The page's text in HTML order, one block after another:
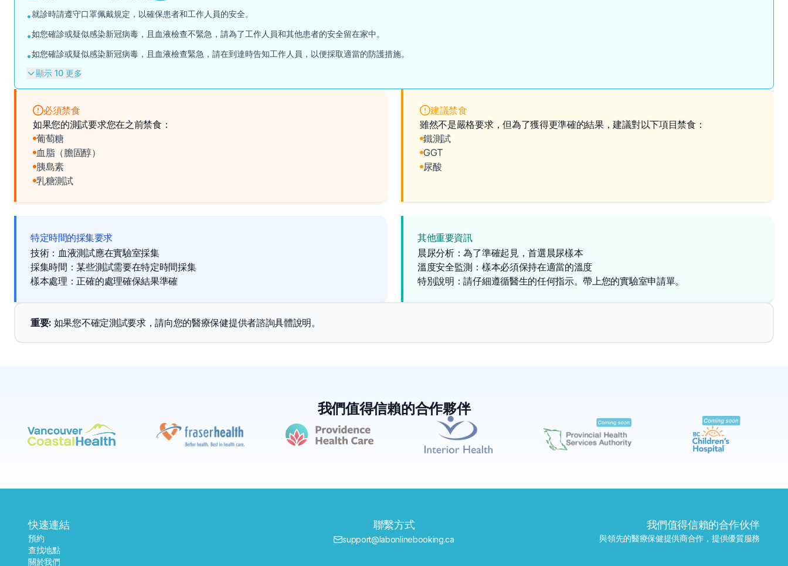
•就診時請遵守口罩佩戴規定，以確保患者和工作人員的安全。
•如您確診或疑似感染新冠病毒，且血液檢查不緊急，請為了工作人員和其他患者的安全留在家中。
•如您確診或疑似感染新冠病毒，且血液檢查緊急，請在到達時告知工作人員，以便採取適當的防護措施。
顯示 10 更多
必須禁食
如果您的測試要求您在之前禁食：
葡萄糖
血脂（膽固醇）
胰島素
乳糖測試
建議禁食
雖然不是嚴格要求，但為了獲得更準確的結果，建議對以下項目禁食：
鐵測試
GGT
尿酸
特定時間的採集要求
技術：血液測試應在實驗室採集
採集時間：某些測試需要在特定時間採集
樣本處理：正確的處理確保結果準確
其他重要資訊
晨尿分析：為了準確起見，首選晨尿樣本
溫度安全監測：樣本必須保持在適當的溫度
特別說明：請仔細遵循醫生的任何指示。帶上您的實驗室申請單。
重要: 如果您不確定測試要求，請向您的醫療保健提供者諮詢具體說明。
我們值得信賴的合作夥伴
快速連結
預約
查找地點
關於我們
聯繫方式
support@labonlinebooking.ca
我們值得信賴的合作伙伴
與領先的醫療保健提供商合作，提供優質服務